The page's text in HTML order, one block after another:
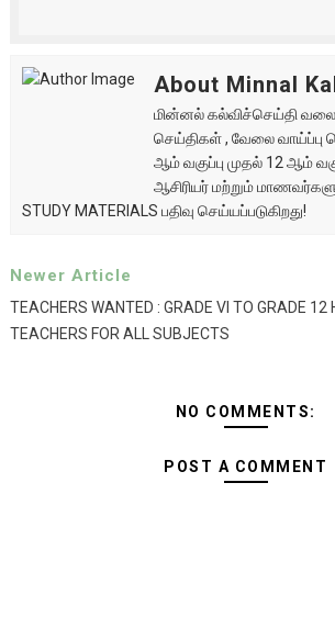
About Minnal
மின்னல் கல்விச்செய்தி
செய்திகள் , வேலை வாய்ப்பு
ஆம் வகுப்பு முதல் 12 ஆம்
ஆசிரியர் மற்றும்
STUDY MATERIALS பதிவு செய்யப்படுகிறது!
Newer Article
TEACHERS WANTED : GRADE VI TO GRADE 12
TEACHERS FOR ALL SUBJECTS
NO COMMENTS:
POST A COMMENT